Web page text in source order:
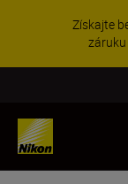
Získajte
záruku